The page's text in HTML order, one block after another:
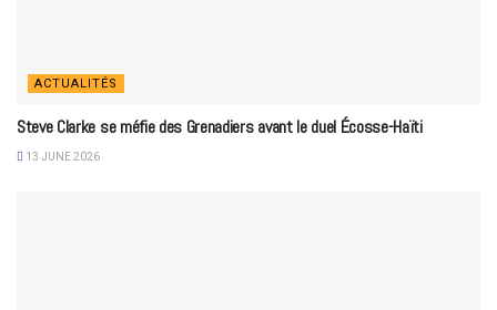
ACTUALITÉS
Steve Clarke se méfie des Grenadiers avant le duel Écosse-Haïti
13 JUNE 2026